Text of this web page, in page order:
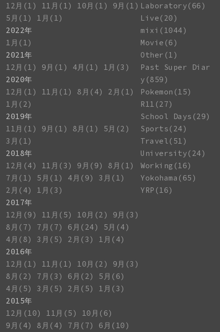
12月(1)
11月(1) 10月(1)
9月(1)
5月(1)
1月(1)
2022年
1月(1)
2021年
12月(1)
9月(1) 4月(1)
1月(3)
2020年
12月(1)
11月(1) 8月(4)
2月(1)
1月(2)
2019年
11月(1)
9月(1) 8月(1)
5月(2)
3月(1)
2018年
12月(4)
11月(3) 9月(9)
8月(1)
7月(1)
5月(1) 4月(9)
3月(1)
2月(4)
1月(3)
2017年
12月(9)
11月(5) 10月(2)
9月(3)
8月(7)
7月(7) 6月(24)
5月(4)
4月(8)
3月(5) 2月(3)
1月(4)
2016年
12月(1)
11月(1) 10月(2)
9月(3)
8月(2)
7月(3) 6月(2)
5月(6)
4月(5)
3月(5) 2月(5)
1月(3)
2015年
12月(10)
11月(5)
10月(6)
9月(4)
8月(4) 7月(7)
6月(10)
Laboratory(66)
Live(20)
mixi(1044)
Movie(6)
Other(1)
Past Super Diar
y(859)
Pokemon(15)
R11(27)
School Days(29)
Sports(24)
Travel(51)
University(24)
Working(16)
Yokohama(65)
YRP(16)